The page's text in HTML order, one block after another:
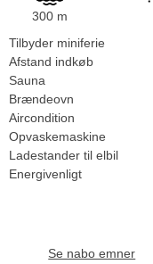
300 m
Tilbyder miniferie
Afstand indkøb
Sauna
Brændeovn
Aircondition
Opvaskemaskine
Ladestander til elbil
Energivenligt
Se nabo emner